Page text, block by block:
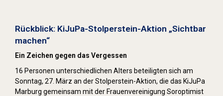
Rückblick: KiJuPa-Stolperstein-Aktion „Sichtbar
machen“
Ein Zeichen gegen das Vergessen
16 Personen unterschiedlichen Alters beteiligten sich am
Sonntag, 27. März an der Stolperstein-Aktion, die das KiJuPa
Marburg gemeinsam mit der Frauenvereinigung Soroptimist